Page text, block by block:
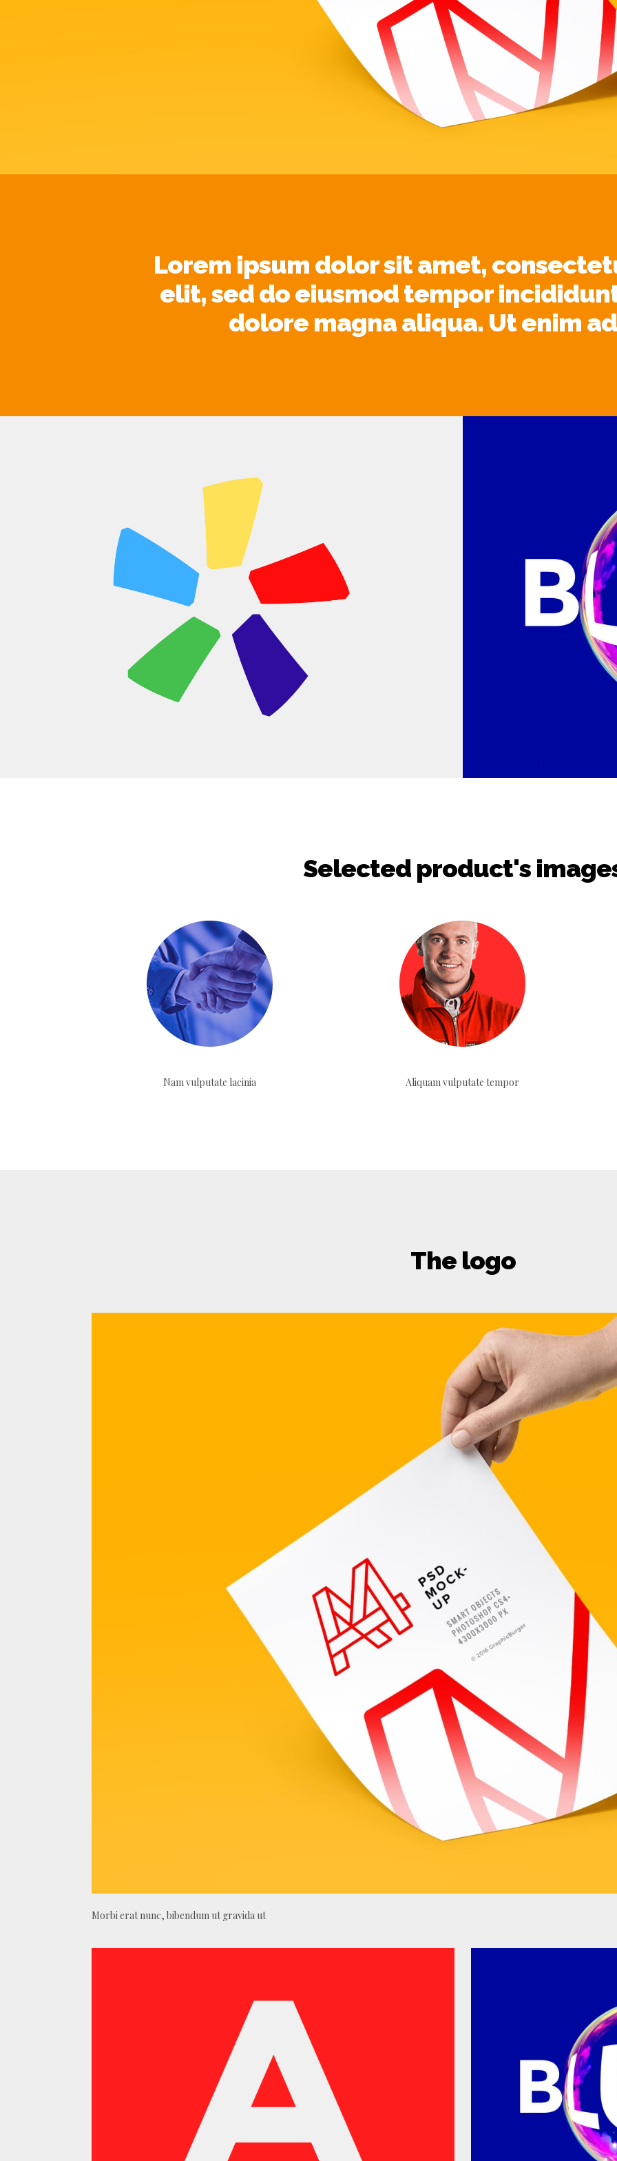
Lorem ipsum dolor sit amet,
elit, sed do eiusmod tempor
dolore magna aliqua. Ut enim
Selected product's
Nam vulputate lacinia Aliquam vulputate tempor
The logo
Morbi erat nunc, bibendum ut gravida ut